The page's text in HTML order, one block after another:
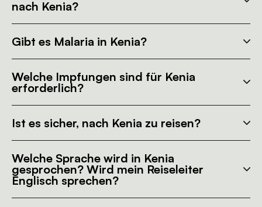
nach Kenia?
Gibt es Malaria in Kenia?
Welche Impfungen sind für Kenia
erforderlich?
Ist es sicher, nach Kenia zu reisen?
Welche Sprache wird in Kenia
gesprochen? Wird mein Reiseleiter
Englisch sprechen?